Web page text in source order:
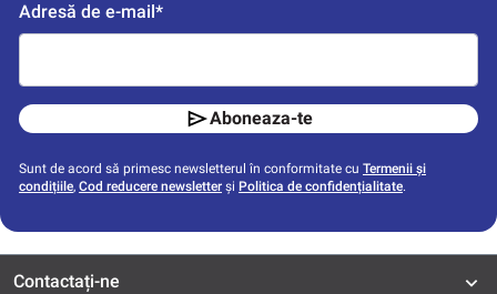
Adresă de e-mail*
Aboneaza-te
Sunt de acord să primesc newsletterul în conformitate cu Termenii și
condițiile, Cod reducere newsletter și Politica de confidențialitate.
Contactați-ne